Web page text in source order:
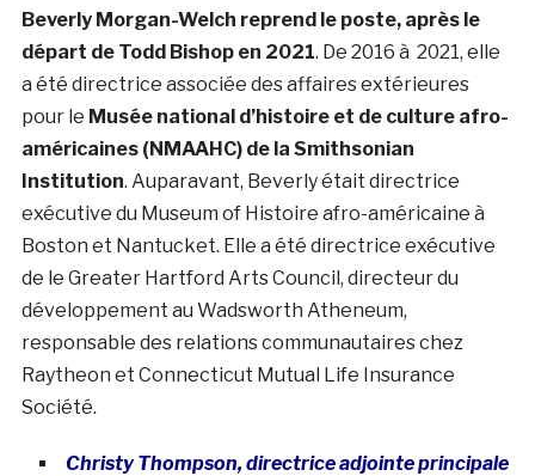
Beverly Morgan-Welch reprend le poste, après le
départ de Todd Bishop en 2021. De 2016 à 2021, elle
a été directrice associée des affaires extérieures
pour le Musée national d’histoire et de culture afro-
américaines (NMAAHC) de la Smithsonian
Institution. Auparavant, Beverly était directrice
exécutive du Museum of Histoire afro-américaine à
Boston et Nantucket. Elle a été directrice exécutive
de le Greater Hartford Arts Council, directeur du
développement au Wadsworth Atheneum,
responsable des relations communautaires chez
Raytheon et Connecticut Mutual Life Insurance
Société.
Christy Thompson, directrice adjointe principale